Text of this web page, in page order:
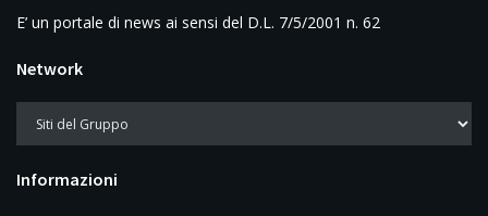
E’ un portale di news ai sensi del D.L. 7/5/2001 n. 62
Network
Informazioni